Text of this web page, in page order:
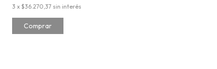
3 x $36.270,37 sin interés